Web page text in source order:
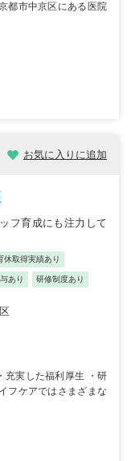
都市中京区にある医院
お気に入りに追加
フ育成にも注力して
休取得実績あり
あり 研修制度あり
充実した福利厚生 ・研
フケアではさまざまな